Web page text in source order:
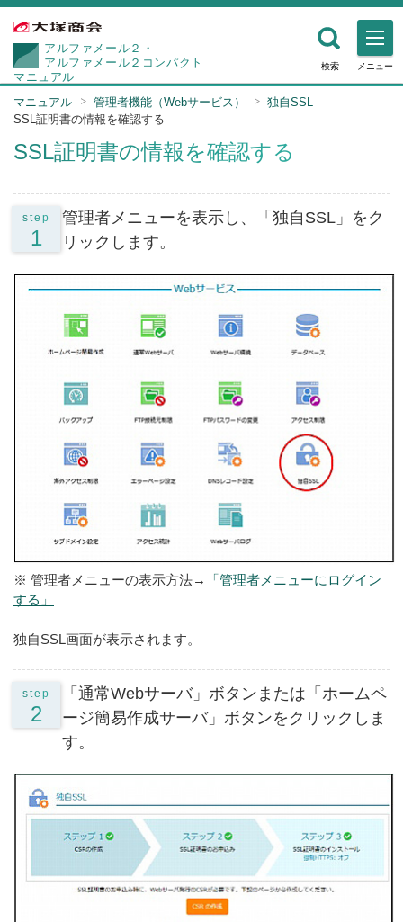
アルファメール２・
アルファメール２コンパクト
マニュアル
検索 メニュー
マニュアル 管理者機能（Webサービス）
独自SSL
SSL証明書の情報を確認する
SSL証明書の情報を確認する
step
1
管理者メニューを表示し、「独自SSL」をク
リックします。
※ 管理者メニューの表示方法→
「管理者メニューにログイン
する」
独自SSL画面が表示されます。
step
2
「通常Webサーバ」ボタンまたは「ホームペ
ージ簡易作成サーバ」ボタンをクリックしま
す。